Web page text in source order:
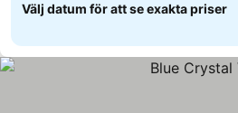
Välj datum för att se exakta priser